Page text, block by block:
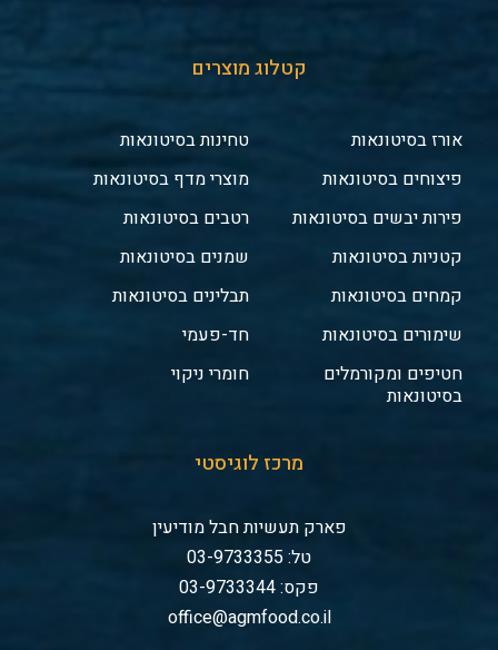
קטלוג מוצרים
אורז בסיטונאות
פיצוחים בסיטונאות
פירות יבשים בסיטונאות
קטניות בסיטונאות
קמחים בסיטונאות
שימורים בסיטונאות
חטיפים ומקורמלים
בסיטונאות
טחינות בסיטונאות
מוצרי מדף בסיטונאות
רטבים בסיטונאות
שמנים בסיטונאות
תבלינים בסיטונאות
חד-פעמי
חומרי ניקוי
מרכז לוגיסטי
פארק תעשיות חבל מודיעין
טל: 03-9733355
פקס: 03-9733344
office@agmfood.co.il